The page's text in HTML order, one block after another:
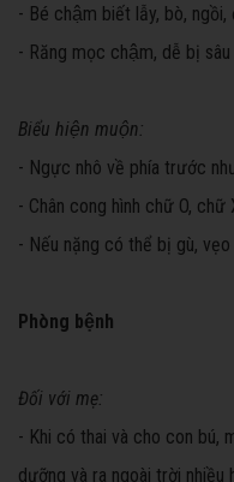
- Bé chậm biết lẫy, bò, ngồi,
- Răng mọc chậm, dễ bị
Biểu hiện muộn:
- Ngực nhô về phía trước
- Chân cong hình chữ O, chữ
- Nếu nặng có thể bị gù,
Phòng bệnh
Đối với mẹ:
- Khi có thai và cho con bú,
dưỡng và ra ngoài trời nhiều